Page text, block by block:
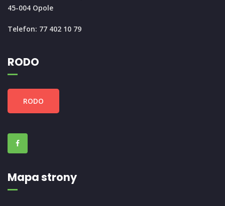
45-004 Opole
Telefon: 77 402 10 79
RODO
RODO
Mapa strony